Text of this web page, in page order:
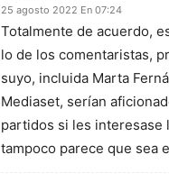
25 agosto 2022 En 07:24
Totalmente de acuerdo,
lo de los comentaristas,
suyo, incluida Marta
Mediaset, serían
partidos si les interesase
tampoco parece que sea